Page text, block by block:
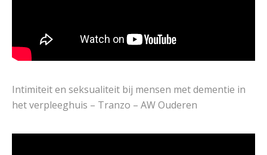
Intimiteit en seksualiteit bij mensen met dementie in
het verpleeghuis – Tranzo – AW Ouderen